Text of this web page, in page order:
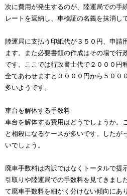
次に費用が発生するのが、陸運局での手
レートを返納し、車検証の名義を抹消し
陸運局に支払う印紙代が３５０円、申請
ます。また必要書類の作成はその場で行
です。ここでは行政書士代で２０００円
全てあわせますと３０００円から５００
多いようです。
車台を解体する手数料
車台を解体する費用はどうでしょうか。
と相殺になるケースが多いです。したが
いでしょう。
廃車手数料は内訳ではなくトータルで提
引取りや陸運局での手数料を見てきまし
て廃車手数料を細かく分けない傾向にあ